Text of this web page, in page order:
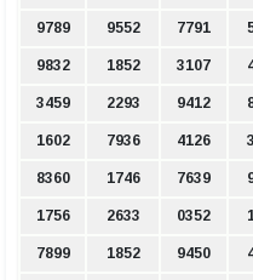
9789 9552 7791
9832 1852 3107
3459 2293 9412
1602 7936 4126
8360 1746 7639
1756 2633 0352
7899 1852 9450